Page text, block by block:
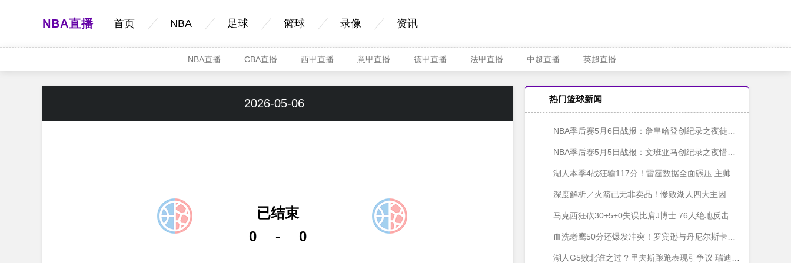
NBA直播 首页 NBA 足球 篮球 录像 资讯
NBA直播 CBA直播 西甲直播 意甲直播 德甲直播 法甲直播 中超直播 英超直播
2026-05-06
0 - 0
已结束
热门篮球新闻
NBA季后赛5月6日战报：詹皇哈登创纪录之夜徒劳 湖人骑士双双惨败
NBA季后赛5月5日战报：文班亚马创纪录之夜惜败森林狼 尼克斯狂胜76人无悬念
湖人本季4战狂输117分！雷霆数据全面碾压 主帅瑞迪克祭出黑暗兵法
深度解析／火箭已无非卖品！惨败湖人四大主因 申京恐触天花板
马克西狂砍30+5+0失误比肩J博士 76人绝地反击逼入抢七
血洗老鹰50分还爆发冲突！罗宾逊与丹尼尔斯卡位斗殴遭驱逐
湖人G5败北谁之过？里夫斯踉跄表现引争议 瑞迪克点出低迷症结